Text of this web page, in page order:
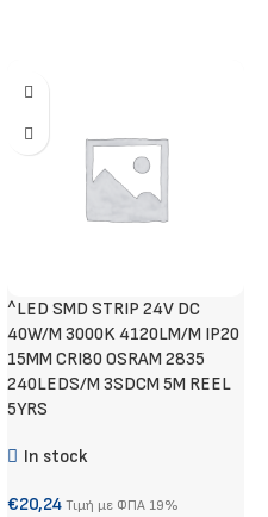
^LED SMD STRIP 24V DC
40W/M 3000K 4120LM/M IP20
15MM CRI80 OSRAM 2835
240LEDS/M 3SDCM 5M REEL
5YRS
In stock
€20,24 Τιμή με ΦΠΑ 19%